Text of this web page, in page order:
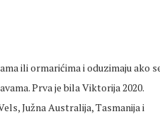
ili ormarićima i oduzimaju ako
Prva je bila Viktorija 2020.
Južna Australija, Tasmanija i